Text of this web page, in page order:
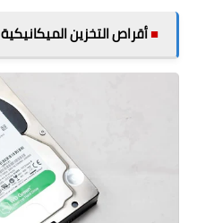
■أقراص التخزين الميكانيكية